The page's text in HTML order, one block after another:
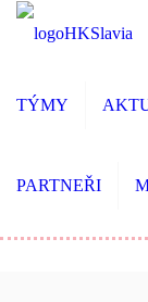
TÝMY
PARTNEŘI